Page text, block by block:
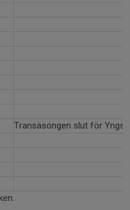
Transäsongen slut för